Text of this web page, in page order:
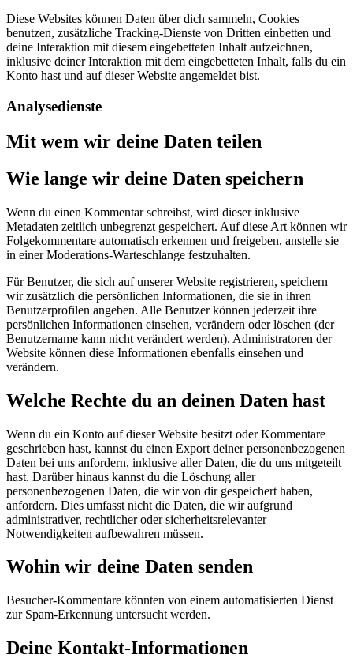
Diese Websites können Daten über dich sammeln, Cookies
benutzen, zusätzliche Tracking-Dienste von Dritten einbetten und
deine Interaktion mit diesem eingebetteten Inhalt aufzeichnen,
inklusive deiner Interaktion mit dem eingebetteten Inhalt, falls du ein
Konto hast und auf dieser Website angemeldet bist.
Analysedienste
Mit wem wir deine Daten teilen
Wie lange wir deine Daten speichern
Wenn du einen Kommentar schreibst, wird dieser inklusive
Metadaten zeitlich unbegrenzt gespeichert. Auf diese Art können wir
Folgekommentare automatisch erkennen und freigeben, anstelle sie
in einer Moderations-Warteschlange festzuhalten.
Für Benutzer, die sich auf unserer Website registrieren, speichern
wir zusätzlich die persönlichen Informationen, die sie in ihren
Benutzerprofilen angeben. Alle Benutzer können jederzeit ihre
persönlichen Informationen einsehen, verändern oder löschen (der
Benutzername kann nicht verändert werden). Administratoren der
Website können diese Informationen ebenfalls einsehen und
verändern.
Welche Rechte du an deinen Daten hast
Wenn du ein Konto auf dieser Website besitzt oder Kommentare
geschrieben hast, kannst du einen Export deiner personenbezogenen
Daten bei uns anfordern, inklusive aller Daten, die du uns mitgeteilt
hast. Darüber hinaus kannst du die Löschung aller
personenbezogenen Daten, die wir von dir gespeichert haben,
anfordern. Dies umfasst nicht die Daten, die wir aufgrund
administrativer, rechtlicher oder sicherheitsrelevanter
Notwendigkeiten aufbewahren müssen.
Wohin wir deine Daten senden
Besucher-Kommentare könnten von einem automatisierten Dienst
zur Spam-Erkennung untersucht werden.
Deine Kontakt-Informationen